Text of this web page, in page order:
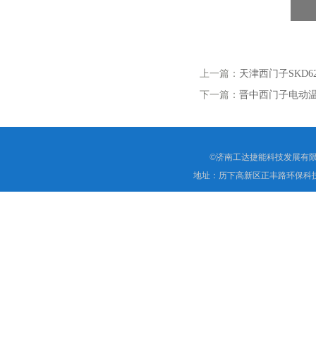
上一篇： 天津西门子
下一篇： 晋中西门子电动
©济南工达捷能科技发展有
地址：历下高新区正丰路环保科